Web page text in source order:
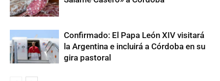
Confirmado: El Papa León XIV visitará
la Argentina e incluirá a Córdoba en su
gira pastoral